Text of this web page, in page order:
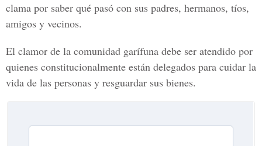
clama por saber qué pasó con sus padres, hermanos, tíos,
amigos y vecinos.
El clamor de la comunidad garífuna debe ser atendido por
quienes constitucionalmente están delegados para cuidar la
vida de las personas y resguardar sus bienes.